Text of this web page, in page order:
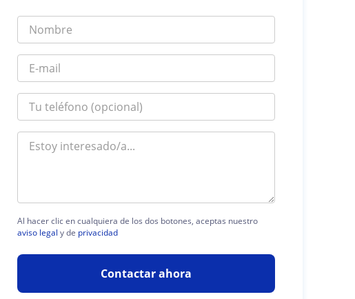
Al hacer clic en cualquiera de los dos botones, aceptas nuestro
aviso legal y de privacidad
Contactar ahora